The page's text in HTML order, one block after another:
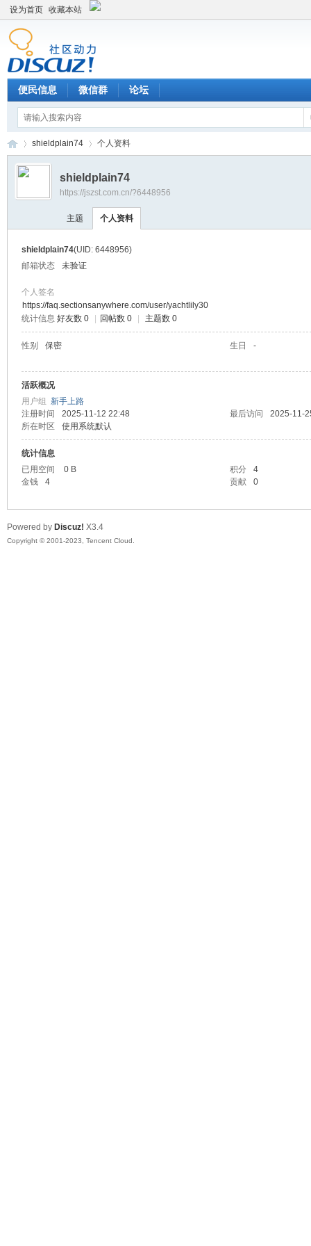
设为首页 收藏本站
便民信息 微信群 论坛
›
shieldplain74 个人资料
shieldplain74
https://jszst.com.cn/?6448956
主题 个人资料
shieldplain74(UID: 6448956)
邮箱状态
未验证
个人签名
https://faq.sectionsanywhere.com/user/yachtlily30
统计信息 好友数 0 回帖数 0 主题数 0
性别 保密 生日 -
活跃概况
用户组 新手上路
注册时间
2025-11-12 22:48 最后访问
2025-11-
所在时区
使用系统默认
统计信息
已用空间
0 B 积分
4
金钱
4 贡献 0
Powered by Discuz! X3.4
Copyright © 2001-2023, Tencent Cloud.